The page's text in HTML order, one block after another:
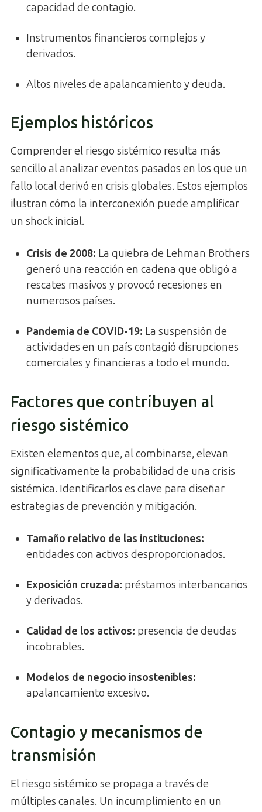
capacidad de contagio.
Instrumentos financieros complejos y
derivados.
Altos niveles de apalancamiento y deuda.
Ejemplos históricos
Comprender el riesgo sistémico resulta más
sencillo al analizar eventos pasados en los que un
fallo local derivó en crisis globales. Estos ejemplos
ilustran cómo la interconexión puede amplificar
un shock inicial.
Crisis de 2008: La quiebra de Lehman Brothers
generó una reacción en cadena que obligó a
rescates masivos y provocó recesiones en
numerosos países.
Pandemia de COVID-19: La suspensión de
actividades en un país contagió disrupciones
comerciales y financieras a todo el mundo.
Factores que contribuyen al
riesgo sistémico
Existen elementos que, al combinarse, elevan
significativamente la probabilidad de una crisis
sistémica. Identificarlos es clave para diseñar
estrategias de prevención y mitigación.
Tamaño relativo de las instituciones:
entidades con activos desproporcionados.
Exposición cruzada: préstamos interbancarios
y derivados.
Calidad de los activos: presencia de deudas
incobrables.
Modelos de negocio insostenibles:
apalancamiento excesivo.
Contagio y mecanismos de
transmisión
El riesgo sistémico se propaga a través de
múltiples canales. Un incumplimiento en un